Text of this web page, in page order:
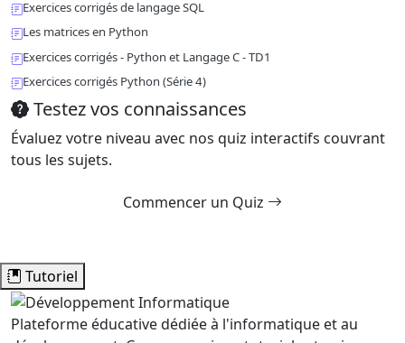
Exercices corrigés de langage SQL
Les matrices en Python
Exercices corrigés - Python et Langage C - TD1
Exercices corrigés Python (Série 4)
Testez vos connaissances
Évaluez votre niveau avec nos quiz interactifs couvrant
tous les sujets.
Commencer un Quiz
Tutoriel
Plateforme éducative dédiée à l'informatique et au